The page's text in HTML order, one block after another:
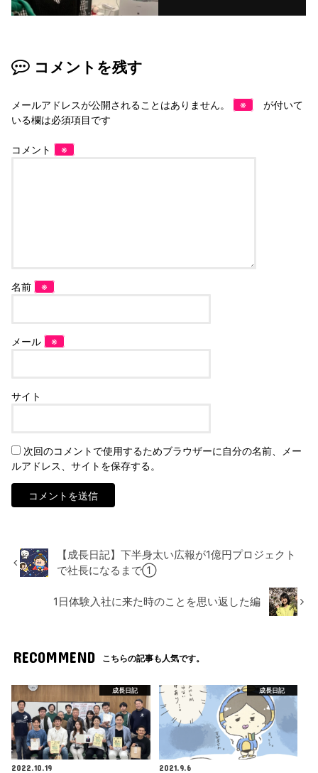
コメントを残す
メールアドレスが公開されることはありません。 ※
が付いて
いる欄は必須項目です
コメント ※
名前 ※
メール ※
サイト
次回のコメントで使用するためブラウザーに自分の名前、メー
ルアドレス、サイトを保存する。
【成長日記】下半身太い広報が1億円プロジェクト
で社長になるまで①
1日体験入社に来た時のことを思い返した編
RECOMMEND こちらの記事も人気です。
成長日記
2022.10.19
成長日記
2021.9.6